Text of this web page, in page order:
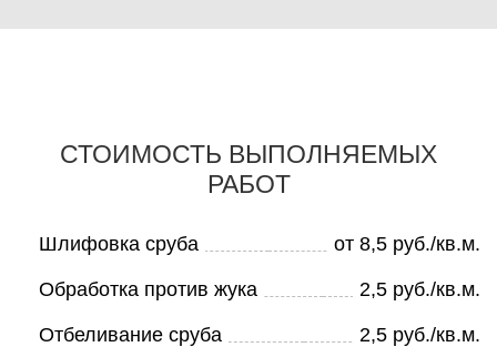
СТОИМОСТЬ ВЫПОЛНЯЕМЫХ
РАБОТ
Шлифовка сруба от 8,5 руб./кв.м.
Обработка против жука 2,5 руб./кв.м.
Отбеливание сруба 2,5 руб./кв.м.